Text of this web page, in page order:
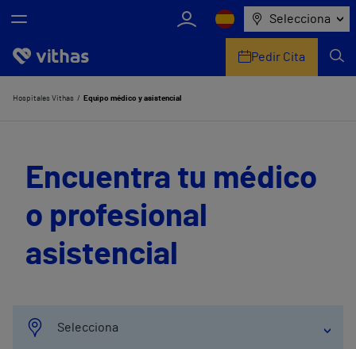
Selecciona
Nosotros
Servicios de salud
Equipo médico y asistencial
Información útil
Pedir Cita
Hospitales Vithas Equipo médico y asistencial
Encuentra tu médico
o profesional
asistencial
Selecciona